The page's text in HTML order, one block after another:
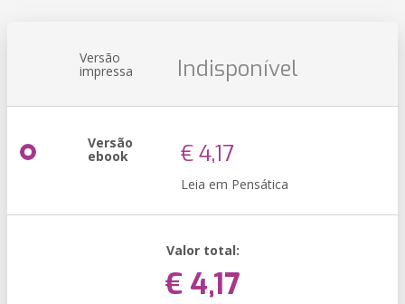
Versão
impressa Indisponível
Versão
ebook € 4,17
Leia em Pensática
Valor total:
€ 4,17